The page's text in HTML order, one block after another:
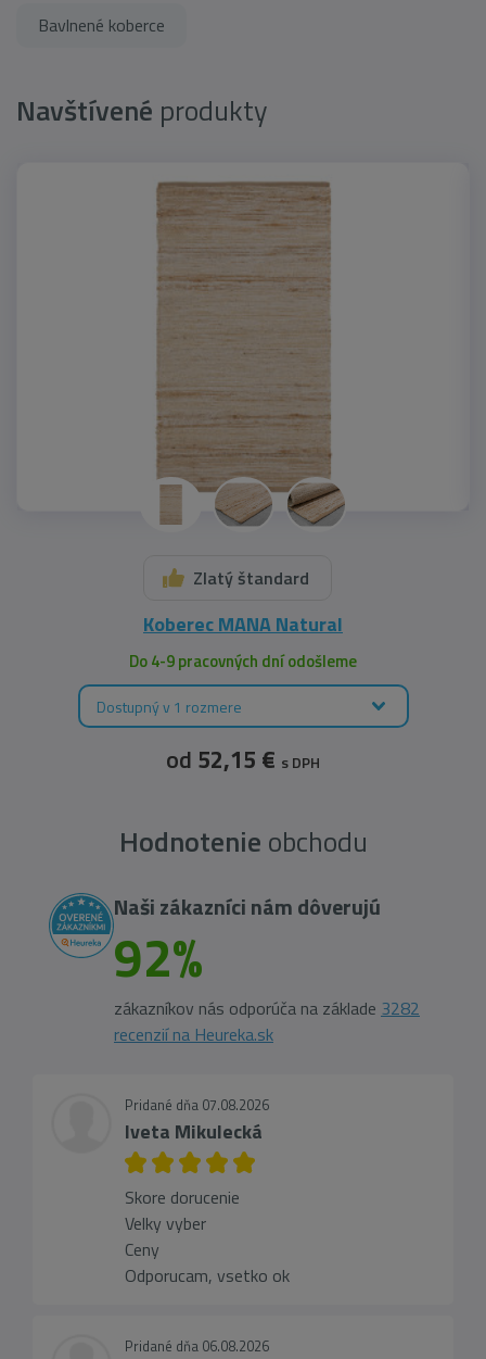
Bavlnené koberce
Navštívené produkty
Zlatý štandard
Koberec MANA Natural
Do 4-9 pracovných dní odošleme
Dostupný v 1 rozmere
od 52,15 € s DPH
Hodnotenie obchodu
Naši zákazníci nám dôverujú
92%
zákazníkov nás odporúča na základe 3282
recenzií na Heureka.sk
Pridané dňa 07.08.2026
Iveta Mikulecká
Skore dorucenie
Velky vyber
Ceny
Odporucam, vsetko ok
Pridané dňa 06.08.2026